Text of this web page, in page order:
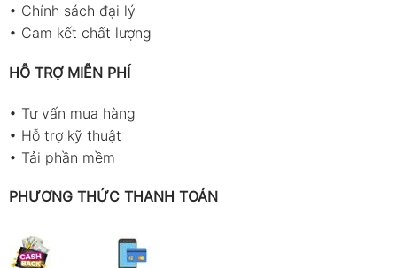
• Chính sách đại lý
• Cam kết chất lượng
HỖ TRỢ MIỄN PHÍ
• Tư vấn mua hàng
• Hỗ trợ kỹ thuật
• Tải phần mềm
PHƯƠNG THỨC THANH TOÁN